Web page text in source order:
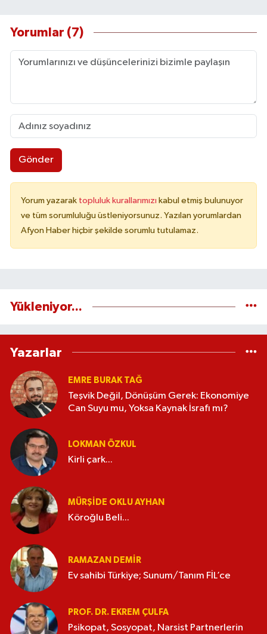
Yorumlar (7)
Gönder
Yorum yazarak topluluk kurallarımızı kabul etmiş bulunuyor
ve tüm sorumluluğu üstleniyorsunuz. Yazılan yorumlardan
Afyon Haber hiçbir şekilde sorumlu tutulamaz.
Yükleniyor...
Yazarlar
EMRE BURAK TAĞ
Teşvik Değil, Dönüşüm Gerek: Ekonomiye
Can Suyu mu, Yoksa Kaynak İsrafı mı?
LOKMAN ÖZKUL
Kirli çark...
MÜRŞIDE OKLU AYHAN
Köroğlu Beli...
RAMAZAN DEMİR
Ev sahibi Türkiye; Sunum/Tanım FİL’ce
PROF. DR. EKREM ÇULFA
Psikopat, Sosyopat, Narsist Partnerlerin